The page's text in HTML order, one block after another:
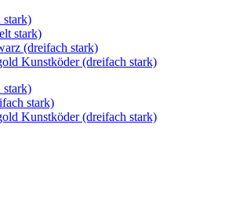
stark)
stark)
(dreifach stark)
Kunstköder (dreifach stark)
stark)
stark)
Kunstköder (dreifach stark)